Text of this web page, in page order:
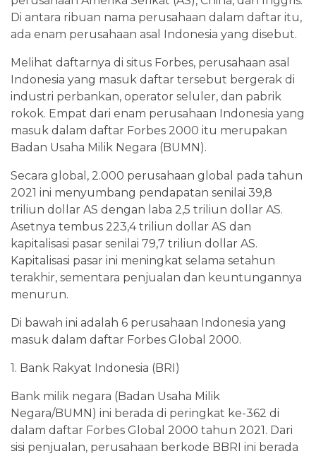
Di antara ribuan nama perusahaan dalam daftar itu,
ada enam perusahaan asal Indonesia yang disebut.
Melihat daftarnya di situs Forbes, perusahaan asal
Indonesia yang masuk daftar tersebut bergerak di
industri perbankan, operator seluler, dan pabrik
rokok. Empat dari enam perusahaan Indonesia yang
masuk dalam daftar Forbes 2000 itu merupakan
Badan Usaha Milik Negara (BUMN).
Secara global, 2.000 perusahaan global pada tahun
2021 ini menyumbang pendapatan senilai 39,8
triliun dollar AS dengan laba 2,5 triliun dollar AS.
Asetnya tembus 223,4 triliun dollar AS dan
kapitalisasi pasar senilai 79,7 triliun dollar AS.
Kapitalisasi pasar ini meningkat selama setahun
terakhir, sementara penjualan dan keuntungannya
menurun.
Di bawah ini adalah 6 perusahaan Indonesia yang
masuk dalam daftar Forbes Global 2000.
1. Bank Rakyat Indonesia (BRI)
Bank milik negara (Badan Usaha Milik
Negara/BUMN) ini berada di peringkat ke-362 di
dalam daftar Forbes Global 2000 tahun 2021. Dari
sisi penjualan, perusahaan berkode BBRI ini berada